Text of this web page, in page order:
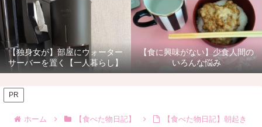
【独身女が】部屋にウォーター
サーバーを置く【一人暮らし】
【食に興味がない】少食人間の
いろんな悩み
PR
ホーム 【食べた物日記】
【食べた物日記】朝起き